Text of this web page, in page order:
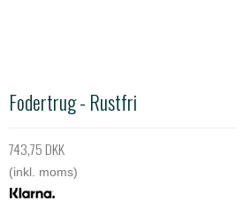
Fodertrug - Rustfri
743,75 DKK
(inkl. moms)